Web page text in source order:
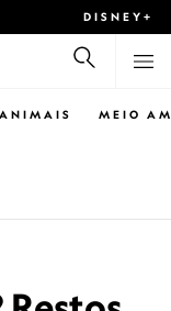
DISNEY+
ANIMAIS MEIO